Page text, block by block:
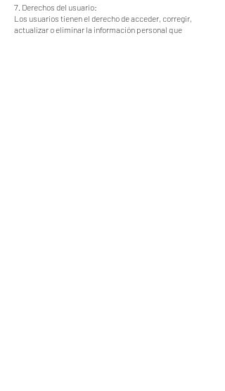
7. Derechos del usuario:
Los usuarios tienen el derecho de acceder, corregir,
actualizar o eliminar la información personal que